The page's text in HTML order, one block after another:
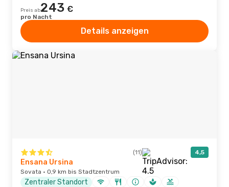
Preis ab243 €
pro Nacht
Details anzeigen
(11) 4,5
Ensana Ursina
Sovata · 0,9 km bis Stadtzentrum
Zentraler Standort